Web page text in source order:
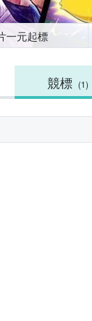
一元起標
競標 (1)